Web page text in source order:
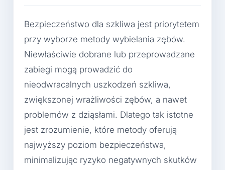
Bezpieczeństwo dla szkliwa jest priorytetem
przy wyborze metody wybielania zębów.
Niewłaściwie dobrane lub przeprowadzane
zabiegi mogą prowadzić do
nieodwracalnych uszkodzeń szkliwa,
zwiększonej wrażliwości zębów, a nawet
problemów z dziąsłami. Dlatego tak istotne
jest zrozumienie, które metody oferują
najwyższy poziom bezpieczeństwa,
minimalizując ryzyko negatywnych skutków